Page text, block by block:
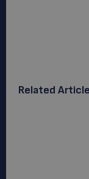
Related